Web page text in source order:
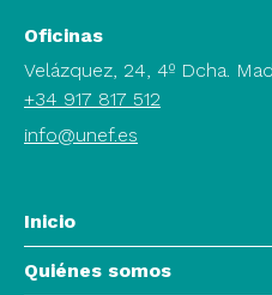
Oficinas
Velázquez, 24, 4º Dcha.
+34 917 817 512
info@unef.es
Inicio
Quiénes somos